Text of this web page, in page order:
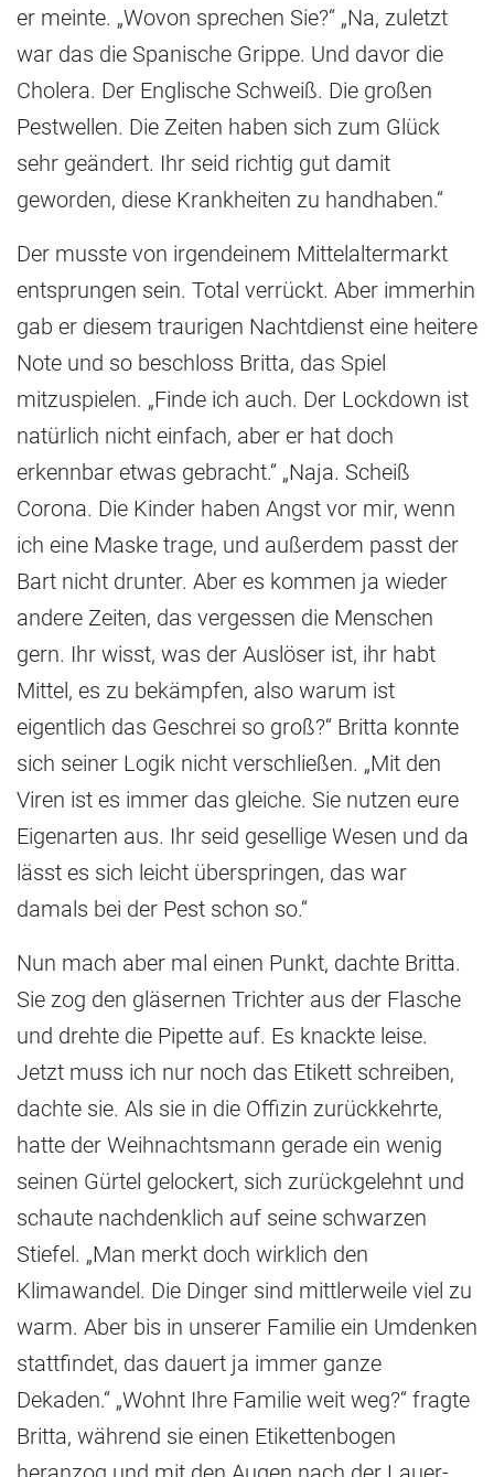
er meinte. „Wovon sprechen Sie?“ „Na, zuletzt
war das die Spanische Grippe. Und davor die
Cholera. Der Englische Schweiß. Die großen
Pestwellen. Die Zeiten haben sich zum Glück
sehr geändert. Ihr seid richtig gut damit
geworden, diese Krankheiten zu handhaben.“
Der musste von irgendeinem Mittelaltermarkt
entsprungen sein. Total verrückt. Aber immerhin
gab er diesem traurigen Nachtdienst eine heitere
Note und so beschloss Britta, das Spiel
mitzuspielen. „Finde ich auch. Der Lockdown ist
natürlich nicht einfach, aber er hat doch
erkennbar etwas gebracht.“ „Naja. Scheiß
Corona. Die Kinder haben Angst vor mir, wenn
ich eine Maske trage, und außerdem passt der
Bart nicht drunter. Aber es kommen ja wieder
andere Zeiten, das vergessen die Menschen
gern. Ihr wisst, was der Auslöser ist, ihr habt
Mittel, es zu bekämpfen, also warum ist
eigentlich das Geschrei so groß?“ Britta konnte
sich seiner Logik nicht verschließen. „Mit den
Viren ist es immer das gleiche. Sie nutzen eure
Eigenarten aus. Ihr seid gesellige Wesen und da
lässt es sich leicht überspringen, das war
damals bei der Pest schon so.“
Nun mach aber mal einen Punkt, dachte Britta.
Sie zog den gläsernen Trichter aus der Flasche
und drehte die Pipette auf. Es knackte leise.
Jetzt muss ich nur noch das Etikett schreiben,
dachte sie. Als sie in die Offizin zurückkehrte,
hatte der Weihnachtsmann gerade ein wenig
seinen Gürtel gelockert, sich zurückgelehnt und
schaute nachdenklich auf seine schwarzen
Stiefel. „Man merkt doch wirklich den
Klimawandel. Die Dinger sind mittlerweile viel zu
warm. Aber bis in unserer Familie ein Umdenken
stattfindet, das dauert ja immer ganze
Dekaden.“ „Wohnt Ihre Familie weit weg?“ fragte
Britta, während sie einen Etikettenbogen